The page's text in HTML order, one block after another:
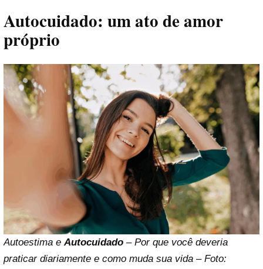
Autocuidado: um ato de amor
próprio
Autoestima eAutocuidado – Por que você deveria
praticar diariamente e como muda sua vida – Foto: